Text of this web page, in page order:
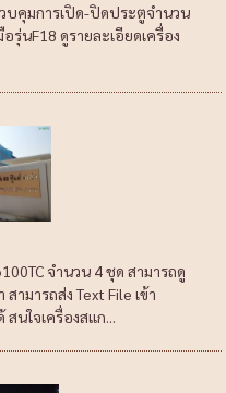
บคุมการเปิด-ปิดประตูจำนวน
รุ่นF18 ดูรายละเอียดเครื่อง
จำนวน 4 ชุด สามารถดู
ามารถส่ง Text File เข้า
นใจเครื่องสแก...